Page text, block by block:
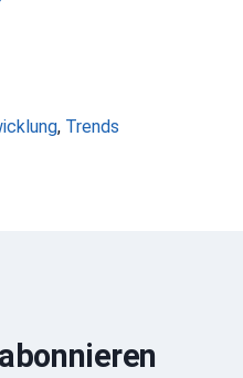
, Trends